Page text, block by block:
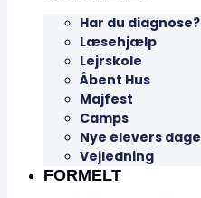
Har du diagnose?
Læsehjælp
Lejrskole
Åbent Hus
Majfest
Camps
Nye elevers dage
Vejledning
FORMELT